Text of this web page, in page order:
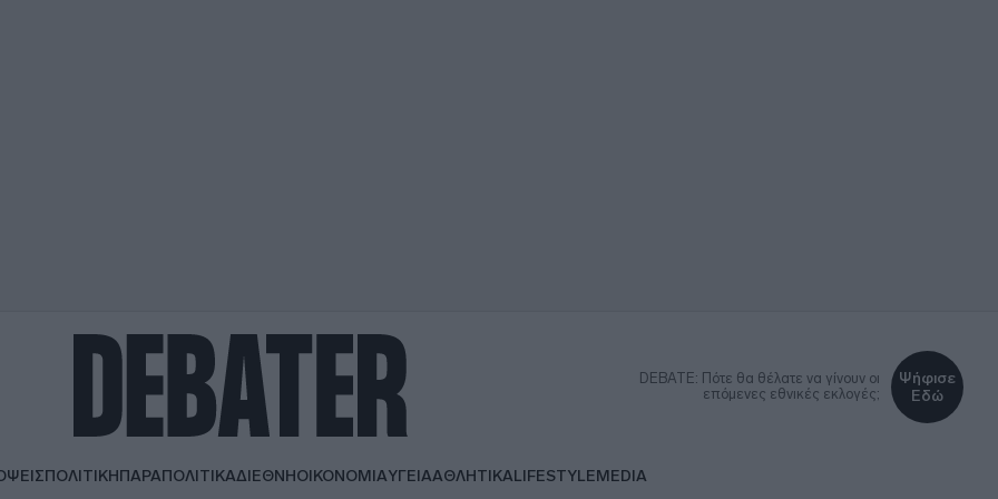
DEBATE: Πότε θα θέλατε να γίνουν οι
επόμενες εθνικές εκλογές;
Ψήφισε
Εδώ
ΠΟΛΙΤΙΚΗΠΑΡΑΠΟΛΙΤΙΚΑΔΙΕΘΝΗΟΙΚΟΝΟΜΙΑΥΓΕΙΑΑΘΛΗΤΙΚΑLIFESTYLEMEDIA